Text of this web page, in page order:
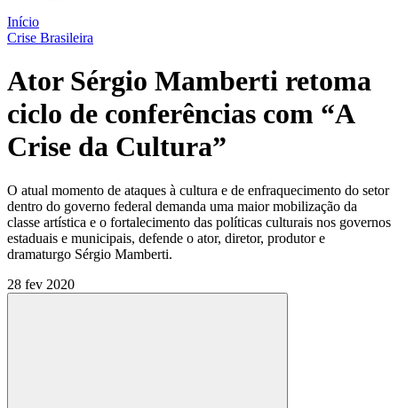
Início
Crise Brasileira
Ator Sérgio Mamberti retoma
ciclo de conferências com “A
Crise da Cultura”
O atual momento de ataques à cultura e de enfraquecimento do setor
dentro do governo federal demanda uma maior mobilização da
classe artística e o fortalecimento das políticas culturais nos governos
estaduais e municipais, defende o ator, diretor, produtor e
dramaturgo Sérgio Mamberti.
28 fev 2020